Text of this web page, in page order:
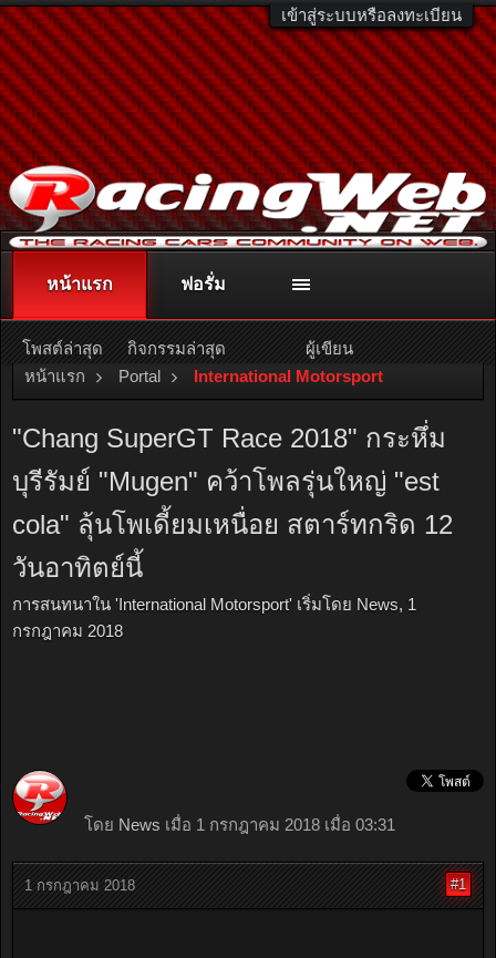
เข้าสู่ระบบหรือลงทะเบียน
ติดต่อลงโฆษณา racingweb@gmail.comหรือโทร. 081-811-1138
หรืออ่านรายละเอียดเพิ่มเติม คลิกที่นี่
หน้าแรก Portal International Motorsport
"Chang SuperGT Race 2018" กระหึ่ม
บุรีรัมย์ "Mugen" คว้าโพลรุ่นใหญ่ "est
cola" ลุ้นโพเดี้ยมเหนื่อย สตาร์ทกริด 12
วันอาทิตย์นี้
การสนทนาใน 'International Motorsport' เริ่มโดย News, 1
กรกฎาคม 2018
โดย News เมื่อ 1 กรกฎาคม 2018 เมื่อ 03:31
1 กรกฎาคม 2018 #1
หน้าแรก
โพสต์ล่าสุด กิจกรรมล่าสุด ผู้เขียน
ฟอรั่ม